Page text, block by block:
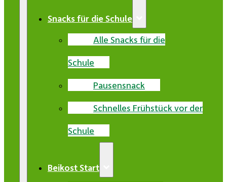
Snacks für die Schule
Alle Snacks für die
Schule
Pausensnack
Schnelles Frühstück vor der
Schule
Beikost Start